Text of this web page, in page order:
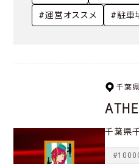
#運営オススメ #駐車
千葉県
千葉県